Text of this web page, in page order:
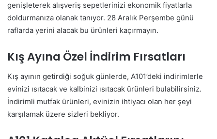
genişleterek alışveriş sepetlerinizi ekonomik fiyatlarla
doldurmanıza olanak tanıyor. 28 Aralık Perşembe günü
raflarda yerini alacak bu ürünleri kaçırmayın.
Kış Ayına Özel İndirim Fırsatları
Kış ayının getirdiği soğuk günlerde, A101’deki indirimlerle
evinizi ısıtacak ve kalbinizi ısıtacak ürünleri bulabilirsiniz.
İndirimli mutfak ürünleri, evinizin ihtiyacı olan her şeyi
karşılamak üzere sizleri bekliyor.